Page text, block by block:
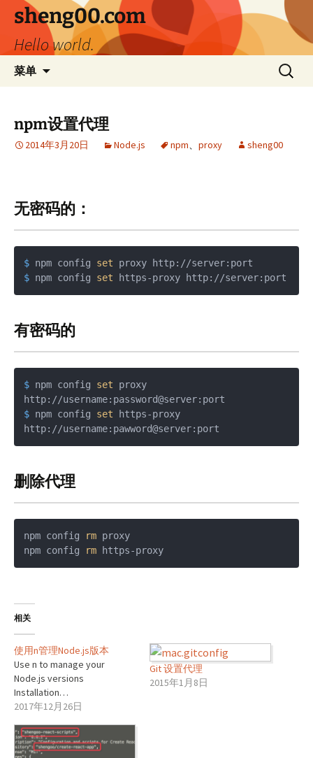
文
sheng00.com
Hello world.
菜单
搜
索：
npm设置代理
2014年3月20日 Node.js npm、 proxy sheng00
无密码的：
$ npm config set proxy http://server:port
$ npm config set https-proxy http://server:port
有密码的
$ npm config set proxy
http://username:password@server:port
$ npm config set https-proxy
http://username:pawword@server:port
删除代理
npm config rm proxy
npm config
rm
相关
使用n管理Node.js版本
Use n to manage your
Node.js versions
Installation…
2017年12月26日
Git 设置代理
2015年1月8日